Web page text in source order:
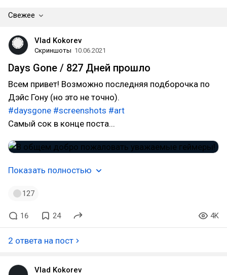
Свежее
Vlad Kokorev
Скриншоты 10.06.2021
Days Gone / 827 Дней прошло
Всем привет! Возможно последняя подборочка по
Дэйс Гону (но это не точно).
#daysgone #screenshots #art
Самый сок в конце поста...
Показать полностью
127
16 24 4K
2 ответа на пост
Vlad Kokorev